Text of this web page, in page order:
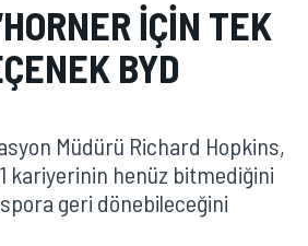
IÇIN TEK
BYD
Müdürü Richard Hopkins,
kariyerinin henüz bitmediğini
geri dönebileceğini